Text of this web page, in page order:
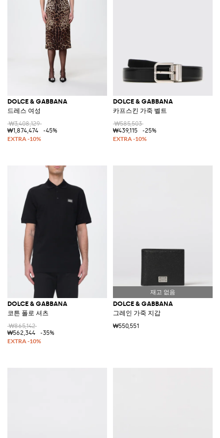
DOLCE & GABBANA
드레스 여성
₩3,408,129
₩1,874,474
-45%
DOLCE & GABBANA
카프스킨 가죽 벨트
₩585,503
₩439,115
-25%
DOLCE & GABBANA
코튼 폴로 셔츠
₩865,142
₩562,344
-35%
DOLCE & GABBANA
그레인 가죽 지갑
₩550,551